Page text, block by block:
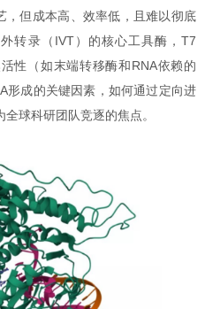
，但成本高、效率低，且难以彻底
转录（IVT）的核心工具酶，T7
性（如末端转移酶和RNA依赖的
形成的关键因素，如何通过定向进
球科研团队竞逐的焦点。